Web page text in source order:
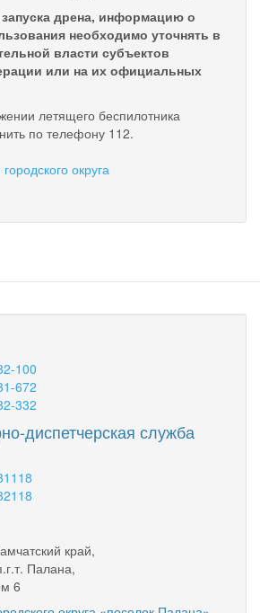
дрена, информацию о
необходимо уточнять в
власти субъектов
или на их официальных
летящего беспилотника
по телефону 112.
округа
100
672
332
диспетчерская служба
край,
Палана,
6